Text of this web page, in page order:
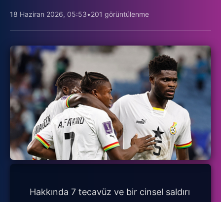
18 Haziran 2026, 05:53•201 görüntülenme
Hakkında 7 tecavüz ve bir cinsel saldırı